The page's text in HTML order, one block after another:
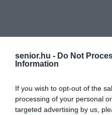
senior.hu - Do Not
Information
If you wish to opt-out of the
processing of your personal
targeted advertising by us,